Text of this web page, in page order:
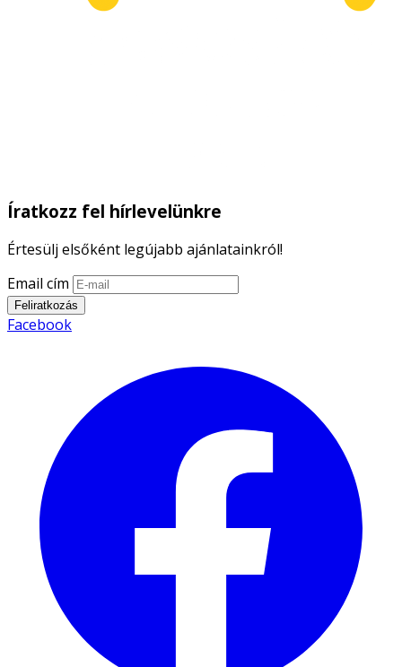
Íratkozz fel hírlevelünkre
Értesülj elsőként legújabb ajánlatainkról!
Email cím
Feliratkozás
Facebook